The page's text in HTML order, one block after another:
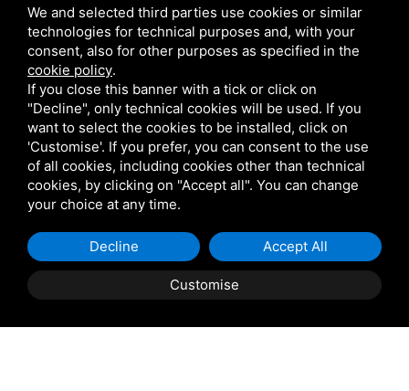
We and selected third parties use cookies or similar
technologies for technical purposes and, with your
consent, also for other purposes as specified in the
cookie policy.
If you close this banner with a tick or click on
"Decline", only technical cookies will be used. If you
want to select the cookies to be installed, click on
'Customise'. If you prefer, you can consent to the use
of all cookies, including cookies other than technical
cookies, by clicking on "Accept all". You can change
your choice at any time.
Customise
Decline Accept All
Afgang*
Besked
Jeg er indforstået medbehandling af